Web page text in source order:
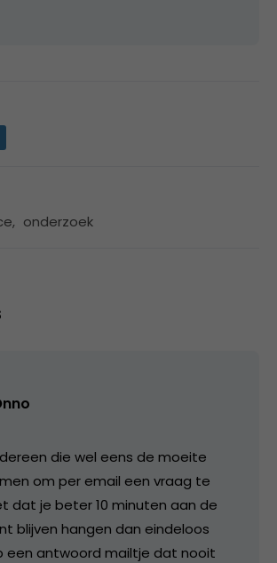
, onderzoek
die wel eens de moeite
om per email een vraag te
dat je beter 10 minuten aan de
blijven hangen dan eindeloos
een antwoord mailtje dat nooit